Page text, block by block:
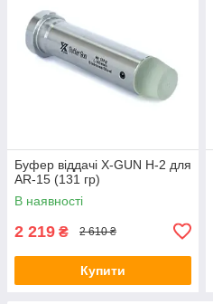
Буфер віддачі X-GUN H-2 для
AR-15 (131 гр)
В наявності
2 219 ₴ 2 610 ₴
Купити